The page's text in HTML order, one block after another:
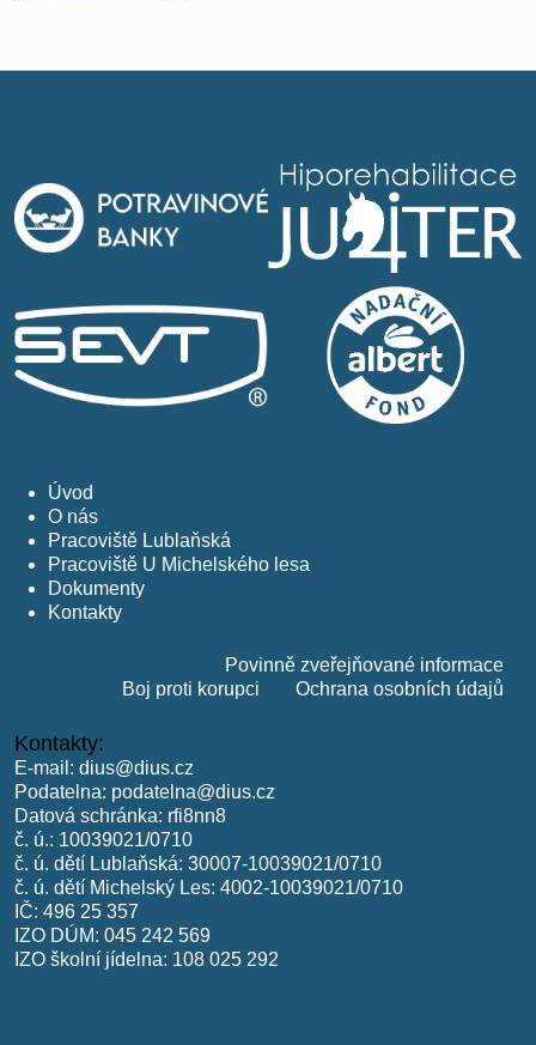
Úvod
O nás
Pracoviště Lublaňská
Pracoviště U Michelského lesa
Dokumenty
Kontakty
Povinně zveřejňované informace
Ochrana osobních údajů
Boj proti korupci
Kontakty:
E-mail: dius@dius.cz
Podatelna: podatelna@dius.cz
Datová schránka: rfi8nn8
č. ú.: 10039021/0710
č. ú. dětí Lublaňská: 30007-10039021/0710
č. ú. dětí Michelský Les: 4002-10039021/0710
IČ: 496 25 357
IZO DÚM: 045 242 569
IZO školní jídelna: 108 025 292